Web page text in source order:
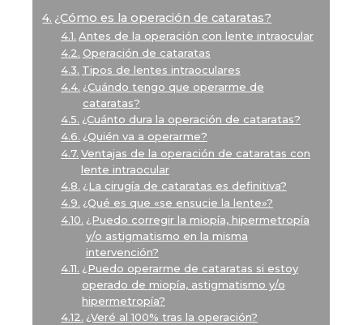
¿Cómo es la operación de cataratas?
Antes de la operación con lente intraocular
Operación de cataratas
Tipos de lentes intraoculares
¿Cuándo tengo que operarme de
cataratas?
¿Cuánto dura la operación de cataratas?
¿Quién va a operarme?
Ventajas de la operación de cataratas con
lente intraocular
¿La cirugía de cataratas es definitiva?
¿Qué es que «se ensucie la lente»?
¿Puedo corregir la miopía, hipermetropía
y/o astigmatismo en la misma
intervención?
¿Puedo operarme de cataratas si estoy
operado de miopía, astigmatismo y/o
hipermetropía?
¿Veré al 100% tras la operación?